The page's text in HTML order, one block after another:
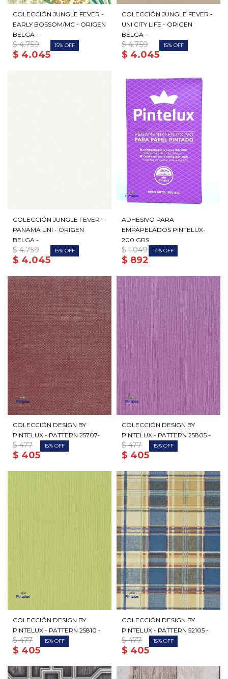
COLECCIÓN JUNGLE FEVER -
EARLY BOSSOM/MC - ORIGEN
BELGA -
$ 4.045
$ 4.759 15
COLECCIÓN JUNGLE FEVER -
UNI CITY LIFE - ORIGEN
BELGA -
$ 4.045
$ 4.759 15
COLECCIÓN JUNGLE FEVER -
PANAMA UNI - ORIGEN
BELGA -
$ 4.045
$ 4.759 15
ADHESIVO PARA
EMPAPELADOS PINTELUX-
200 GRS
$ 892
$ 1.049 14
COLECCIÓN DESIGN BY
PINTELUX - PATTERN 25707-
$ 405
$ 477 15
COLECCIÓN DESIGN BY
PINTELUX - PATTERN 25805 -
$ 405
$ 477 15
COLECCIÓN DESIGN BY
PINTELUX - PATTERN 25810 -
$ 405
$ 477 15
COLECCIÓN DESIGN BY
PINTELUX - PATTERN 52105 -
$ 405
$ 477 15